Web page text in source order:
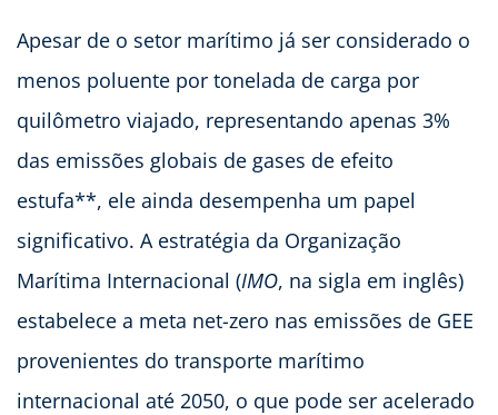
Apesar de o setor marítimo já ser considerado o
menos poluente por tonelada de carga por
quilômetro viajado, representando apenas 3%
das emissões globais de gases de efeito
estufa**, ele ainda desempenha um papel
significativo. A estratégia da Organização
Marítima Internacional (IMO, na sigla em inglês)
estabelece a meta net-zero nas emissões de GEE
provenientes do transporte marítimo
internacional até 2050, o que pode ser acelerado